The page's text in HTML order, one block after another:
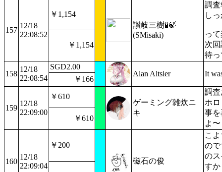
157
12/18
22:08:52
￥1,154
讃岐三樹🧪🍃
(SMisaki)
調
し
っ
次
待
￥1,154
158
12/18
22:08:54
SGD2.00
Alan Altsier
It
￥166
159
12/18
22:09:00
￥610
ゲーミング雑炊ニ
キ
調
ホ
事
よ
￥610
160
12/18
22:09:04
￥200
磁石の俊
こ
の
の
す